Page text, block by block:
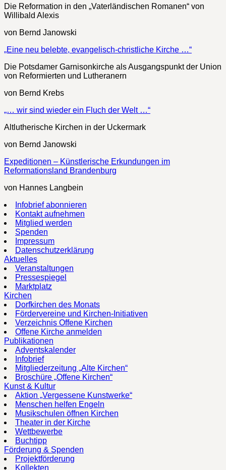
Die Reformation in den „Vaterländischen Romanen“ von
Willibald Alexis
von Bernd Janowski
„Eine neu belebte, evangelisch-christliche Kirche …“
Die Potsdamer Garnisonkirche als Ausgangspunkt der Union
von Reformierten und Lutheranern
von Bernd Krebs
„… wir sind wieder ein Fluch der Welt …“
Altlutherische Kirchen in der Uckermark
von Bernd Janowski
Expeditionen – Künstlerische Erkundungen im
Reformationsland Brandenburg
von Hannes Langbein
Infobrief abonnieren
Kontakt aufnehmen
Mitglied werden
Spenden
Impressum
Datenschutzerklärung
Aktuelles
Veranstaltungen
Pressespiegel
Marktplatz
Kirchen
Dorfkirchen des Monats
Fördervereine und Kirchen-Initiativen
Verzeichnis Offene Kirchen
Offene Kirche anmelden
Publikationen
Adventskalender
Infobrief
Mitgliederzeitung „Alte Kirchen“
Broschüre „Offene Kirchen“
Kunst & Kultur
Aktion „Vergessene Kunstwerke“
Menschen helfen Engeln
Musikschulen öffnen Kirchen
Theater in der Kirche
Wettbewerbe
Buchtipp
Förderung & Spenden
Projektförderung
Kollekten